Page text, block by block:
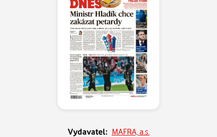
Vydavatel: MAFRA, a.s.